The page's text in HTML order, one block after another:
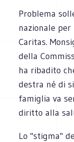
Problema
nazionale per
Caritas.
della
ha ribadito
destra né di
famiglia va
diritto alla
Lo "stigma"